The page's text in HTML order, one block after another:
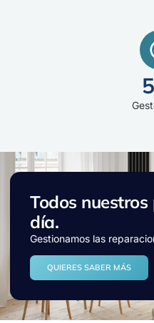
Todos
día.
Gestionamos las
QUIERES SABER MÁS